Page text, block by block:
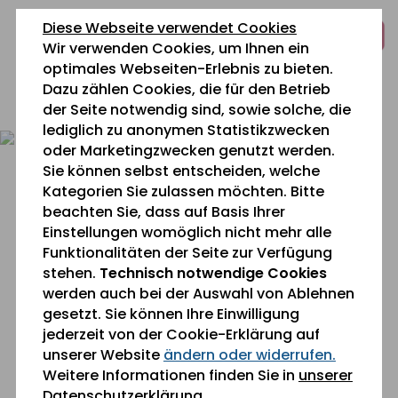
Diese Webseite verwendet Cookies
Wir verwenden Cookies, um Ihnen ein
optimales Webseiten-Erlebnis zu bieten.
Dazu zählen Cookies, die für den Betrieb
der Seite notwendig sind, sowie solche, die
lediglich zu anonymen Statistikzwecken
oder Marketingzwecken genutzt werden.
Sie können selbst entscheiden, welche
Kategorien Sie zulassen möchten. Bitte
beachten Sie, dass auf Basis Ihrer
Einstellungen womöglich nicht mehr alle
Funktionalitäten der Seite zur Verfügung
stehen. Technisch notwendige Cookies
werden auch bei der Auswahl von Ablehnen
gesetzt. Sie können Ihre Einwilligung
jederzeit von der Cookie-Erklärung auf
unserer Website ändern oder widerrufen.
Weitere Informationen finden Sie in unserer
zum
Inhalt
springen
zur
Navigation
springen
zum
Fußbereich
springen
0 26 42 40 60
Sie befinden sich gerade hier: